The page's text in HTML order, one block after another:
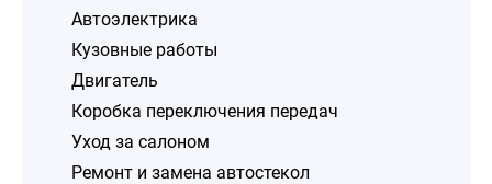
Автоэлектрика
Кузовные работы
Двигатель
Коробка переключения передач
Уход за салоном
Ремонт и замена автостекол